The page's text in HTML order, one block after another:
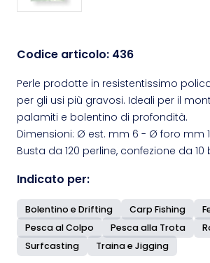
Codice articolo: 436
Perle prodotte in resistentissimo
per gli usi più gravosi. Ideali per il
palamiti e bolentino di profondità.
Dimensioni: Ø est. mm 6 - Ø foro mm
Busta da 120 perline, confezione da 10
Indicato per:
Bolentino e Drifting Carp Fishing
Pesca al Colpo
Pesca alla Trota
Surfcasting
Traina e Jigging